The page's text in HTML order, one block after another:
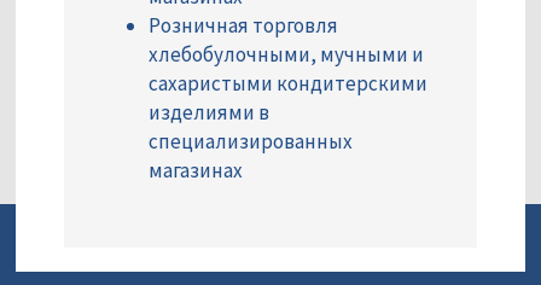
Розничная торговля
хлебобулочными, мучными и
сахаристыми кондитерскими
изделиями в
специализированных
магазинах